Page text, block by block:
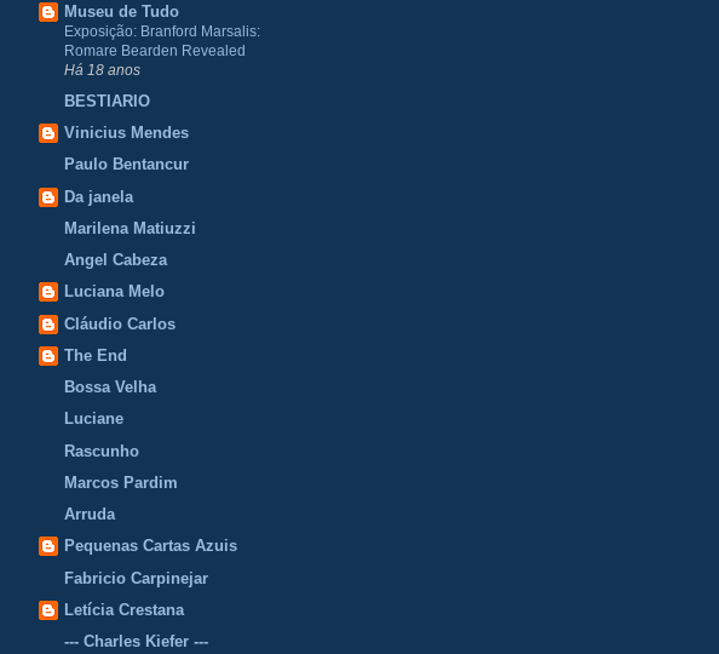
Museu de Tudo
Exposição: Branford Marsalis:
Romare Bearden Revealed
Há 18 anos
BESTIARIO
Vinicius Mendes
Paulo Bentancur
Da janela
Marilena Matiuzzi
Angel Cabeza
Luciana Melo
Cláudio Carlos
The End
Bossa Velha
Luciane
Rascunho
Marcos Pardim
Arruda
Pequenas Cartas Azuis
Fabricio Carpinejar
Letícia Crestana
--- Charles Kiefer ---